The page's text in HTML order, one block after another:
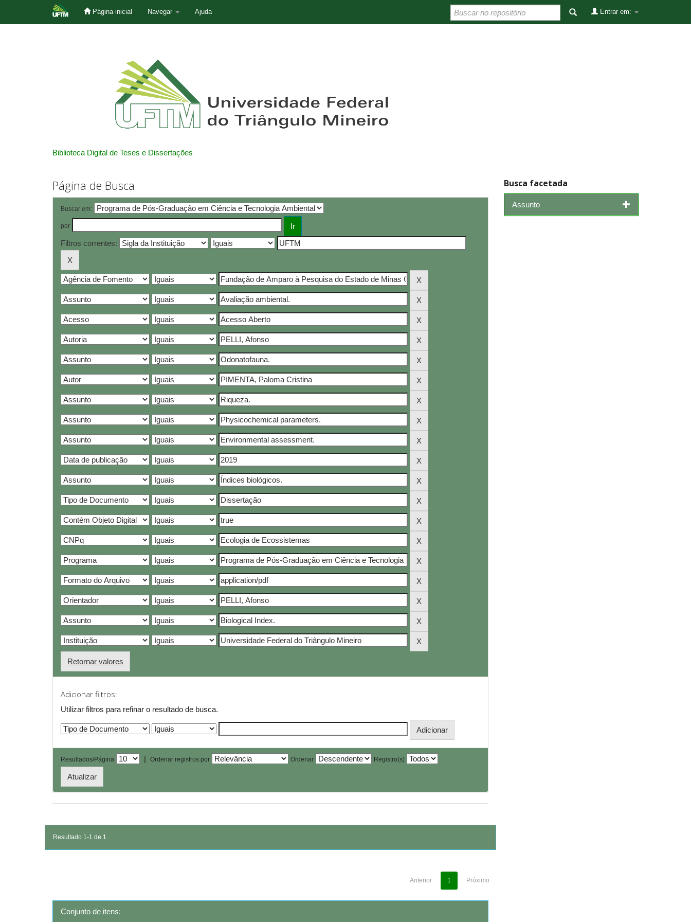
Página inicial Navegar Ajuda Entrar em:
Biblioteca Digital de Teses e Dissertações
Página de Busca
Buscar em:
por
Filtros correntes:
Retornar valores
Adicionar filtros:
Utilizar filtros para refinar o resultado de busca.
Resultados/Página | Ordenar registros por Ordenar Registro(s)
Resultado 1-1 de 1.
Anterior 1 Próximo
Conjunto de itens:
Busca facetada
Assunto